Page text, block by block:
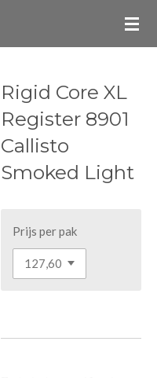
Rigid Core XL
Register 8901
Callisto
Smoked Light
Prijs per pak